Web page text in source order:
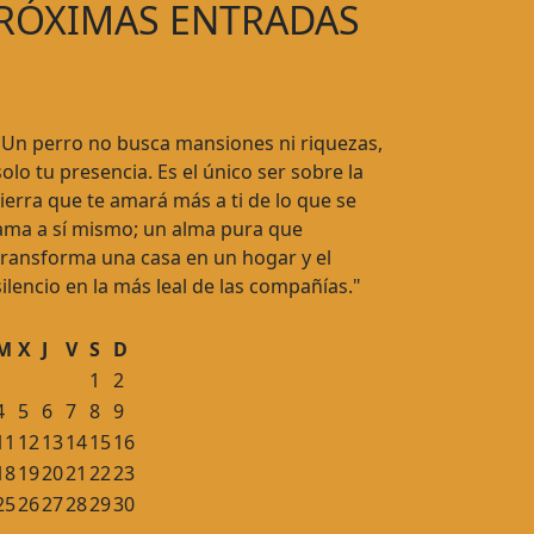
ENTRADAS
perro no busca mansiones ni riquezas,
tu presencia. Es el único ser sobre la
que te amará más a ti de lo que se
a sí mismo; un alma pura que
una casa en un hogar y el
en la más leal de las compañías."
X J V S D
1
2
5 6 7 8 9
1213141516
192021 2223
2627282930